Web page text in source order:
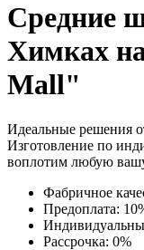
Средние
Химках
Mall"
Идеальные решения
Изготовление по
воплотим любую
Фабричное
Предоплата:
Рассрочка: 0%